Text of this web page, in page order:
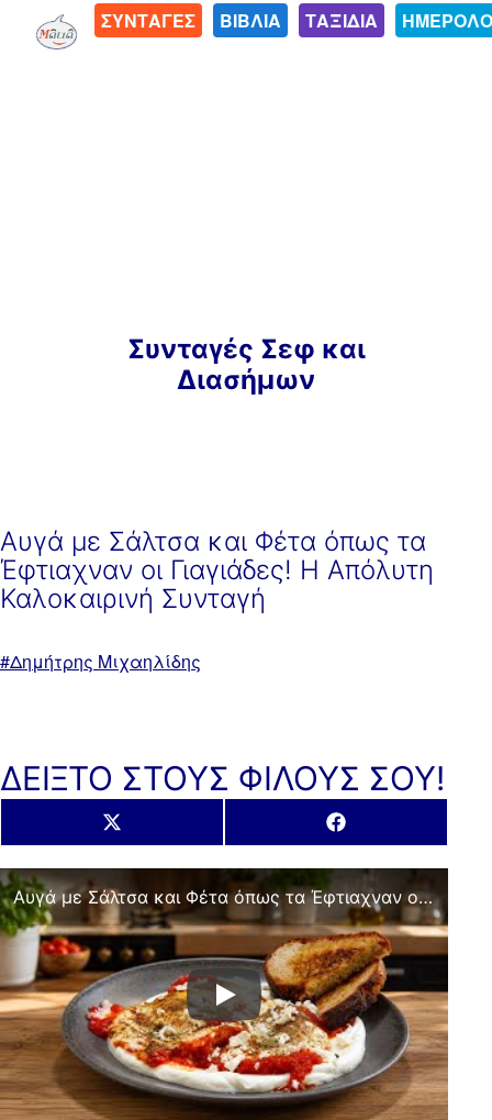
ΣΥΝΤΑΓΕΣ ΒΙΒΛΙΑ ΤΑΞΙΔΙΑ
Συνταγές Σεφ και
Διασήμων
Αυγά με Σάλτσα και Φέτα όπως τα
Έφτιαχναν οι Γιαγιάδες! Η Απόλυτη
Καλοκαιρινή Συνταγή
ΜεΔημήτρης Μιχαηλίδης
ΔΕΙΞΤΟ ΣΤΟΥΣ ΦΙΛΟΥΣ ΣΟΥ!
Share
on
X
(Twitter)
Share
on
Facebook
Αυγά με Σάλτσα και Φέτα όπως τα Έφτιαχναν οι Γιαγιάδες! Η Απόλυτη Καλοκαιρινή Συνταγή